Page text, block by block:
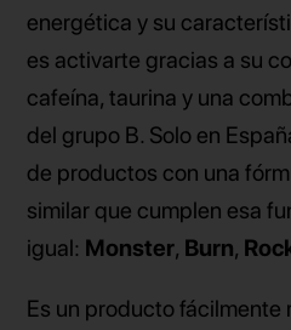
energética y su
es activarte gracias a su
cafeína, taurina y una
del grupo B. Solo en
de productos con una
similar que cumplen esa
igual: Monster, Burn,
Es un producto fácilmente